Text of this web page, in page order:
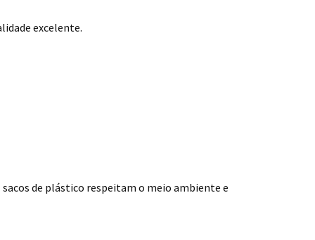
excelente.
de plástico respeitam o meio ambiente e